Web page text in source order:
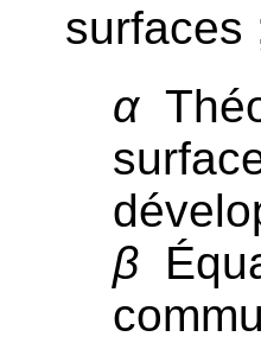
surfaces
α
β